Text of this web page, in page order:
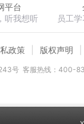
平台
听我想听
员工
政策 版权声明
号 客服热线：400-